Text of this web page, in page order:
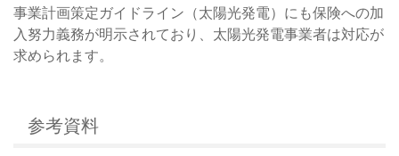
事業計画策定ガイドライン（太陽光発電）にも保険への加
入努力義務が明示されており、太陽光発電事業者は対応が
求められます。
参考資料